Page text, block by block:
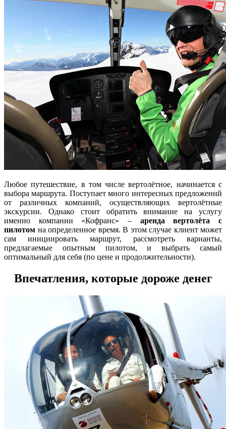
Любое путешествие, в том числе вертолётное, начинается с
выбора маршрута. Поступает много интересных предложений
от различных компаний, осуществляющих вертолётные
экскурсии. Однако стоит обратить внимание на услугу
именно компании «Кофранс» – аренда вертолёта с
пилотом на определенное время. В этом случае клиент может
сам инициировать маршрут, рассмотреть варианты,
предлагаемые опытным пилотом, и выбрать самый
оптимальный для себя (по цене и продолжительности).
Впечатления, которые дороже денег